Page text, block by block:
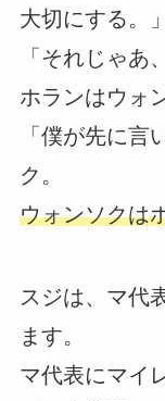
大切にする。」
「それじゃあ
ホランはウォ
「僕が先に言
ク。
ウォンソクは
スジは、マ代
ます。
マ代表にマイ